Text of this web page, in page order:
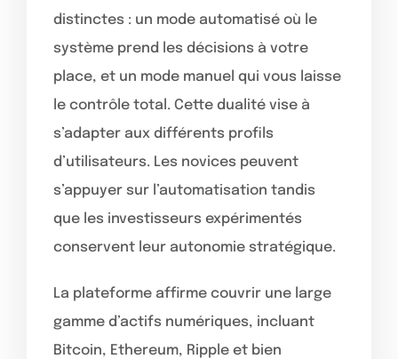
distinctes : un mode automatisé où le
système prend les décisions à votre
place, et un mode manuel qui vous laisse
le contrôle total. Cette dualité vise à
s’adapter aux différents profils
d’utilisateurs. Les novices peuvent
s’appuyer sur l’automatisation tandis
que les investisseurs expérimentés
conservent leur autonomie stratégique.
La plateforme affirme couvrir une large
gamme d’actifs numériques, incluant
Bitcoin, Ethereum, Ripple et bien